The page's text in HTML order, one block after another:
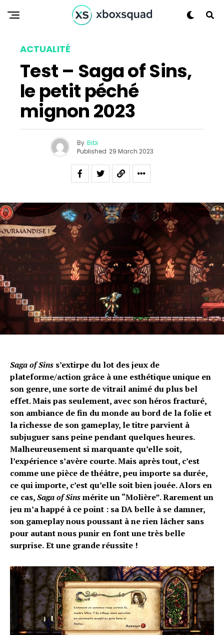
ACTUALITÉ
Test – Saga of Sins,
le petit péché
mignon 2023
By Bibi
Published 29 March 2023
Saga of Sins s’extirpe du lot des jeux de
plateforme/action grâce à une esthétique unique en
son genre, une sorte de vitrail animé du plus bel
effet. Mais pas seulement, avec son héros fracturé,
son ambiance de fin du monde au bord de la folie et
la richesse de son gameplay, le titre parvient à
subjuguer sans peine pendant quelques heures.
Malheureusement si marquante qu’elle soit,
l’expérience s’avère courte. Mais après tout, c’est
comme une pièce de théâtre, peu importe sa durée,
ce qui importe, c’est qu’elle soit bien jouée. Alors en
ce cas,Saga of Sinsmérite un “Molière”. Rarement un
jeu m’a happé à ce point : sa DA belle à se damner,
son gameplay nous poussant à ne rien lâcher sans
pour autant nous punir en font une très belle
surprise.Et une grande réussite !